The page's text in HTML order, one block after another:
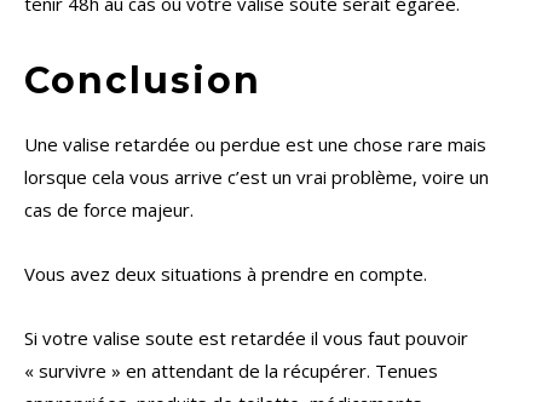
Conclusion
Une valise retardée ou perdue est une chose rare mais
lorsque cela vous arrive c’est un vrai problème, voire un
cas de force majeur.
Vous avez deux situations à prendre en compte.
Si votre valise soute est retardée il vous faut pouvoir
« survivre » en attendant de la récupérer. Tenues